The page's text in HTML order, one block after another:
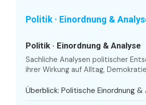
Politik · Einordnung &
Politik · Einordnung & Analyse
Sachliche Analysen politischer
ihrer Wirkung auf Alltag,
Überblick: Politische Einordnung &